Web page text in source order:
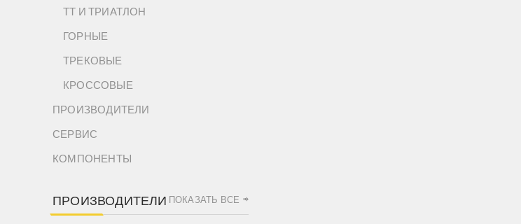
ТТ И ТРИАТЛОН
ГОРНЫЕ
ТРЕКОВЫЕ
КРОССОВЫЕ
ПРОИЗВОДИТЕЛИ
СЕРВИС
КОМПОНЕНТЫ
ПРОИЗВОДИТЕЛИ ПОКАЗАТЬ ВСЕ